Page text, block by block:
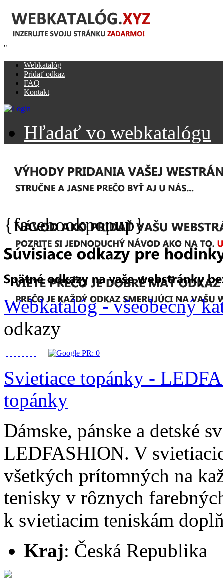
"
Webkatalóg
Pridať odkaz
FAQ
Kontakt
Hľadať vo webkatalógu
{facebookpopup}
Webkatalóg - všeobecný
odkazy
Svietiace topánky -
topánky
Dámske, pánske a detské
LEDFASHION. V
všetkých prítomných na
tenisky v rôznych
k svietiacim teniskám
Kraj: Česká Republika